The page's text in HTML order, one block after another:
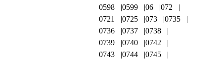
0598
0599 06
072
0721
0725 073
0735
0736
0737
0738
0739
0740
0742
0743
0744
0745